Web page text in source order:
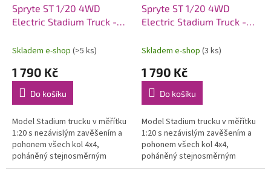
Spryte ST 1/20 4WD
Electric Stadium Truck -
Skladem e-shop (>5 ks)
1 790 Kč
Do košíku
Model Stadium trucku v měřítku
1:20 s nezávislým zavěšením a
pohonem všech kol 4x4,
poháněný stejnosměrným
motorem vč. RC 2,4GHz
Spryte ST 1/20 4WD
Electric Stadium Truck -
Skladem e-shop (3 ks)
1 790 Kč
Do košíku
Model Stadium trucku v měřítku
1:20 s nezávislým zavěšením a
pohonem všech kol 4x4,
poháněný stejnosměrným
motorem vč. RC 2,4GHz